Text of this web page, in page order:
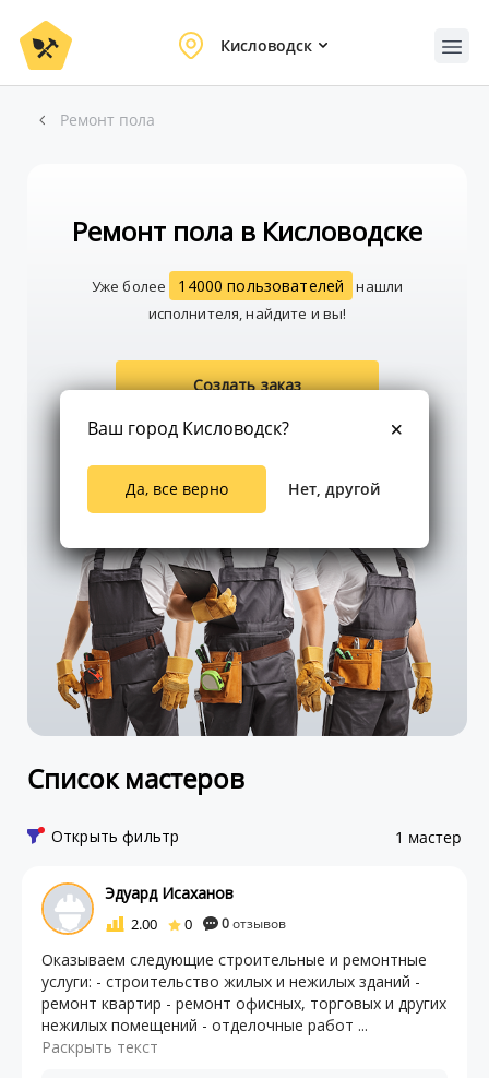
Кисловодск
Ремонт пола
Ремонт пола в Кисловодске
Уже более 14000 пользователей
нашли
исполнителя, найдите и вы!
Создать заказ
Список мастеров
Открыть фильтр 1 мастер
Эдуард Исаханов
2.00 0 0отзывов
Оказываем следующие строительные и ремонтные
услуги: - строительство жилых и нежилых зданий -
ремонт квартир - ремонт офисных, торговых и других
нежилых помещений - отделочные работ ...
Раскрыть текст
Ваш город Кисловодск?
Да, все верно Нет, другой